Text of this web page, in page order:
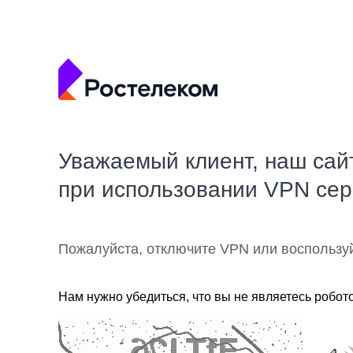
Уважаемый клиент, наш
при использовании VPN
Пожалуйста, отключите VPN или
Нам нужно убедиться, что вы не являетесь